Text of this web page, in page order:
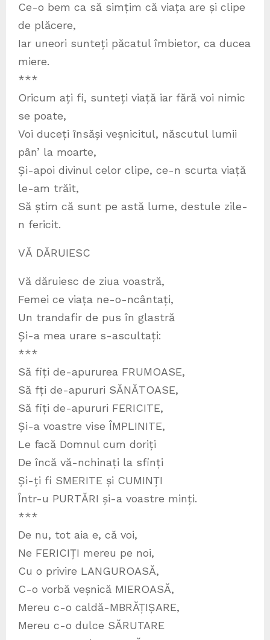
Ce-o bem ca să simțim că viața are și clipe
de plăcere,
Iar uneori sunteți păcatul îmbietor, ca ducea
miere.
***
Oricum ați fi, sunteți viață iar fără voi nimic
se poate,
Voi duceți însăși veșnicitul, născutul lumii
pân’ la moarte,
Și-apoi divinul celor clipe, ce-n scurta viață
le-am trăit,
Să știm că sunt pe astă lume, destule zile-
n fericit.
VĂ DĂRUIESC
Vă dăruiesc de ziua voastră,
Femei ce viața ne-o-ncântați,
Un trandafir de pus în glastră
Și-a mea urare s-ascultați:
***
Să fiți de-apururea FRUMOASE,
Să fți de-apururi SĂNĂTOASE,
Să fiți de-apururi FERICITE,
Și-a voastre vise ÎMPLINITE,
Le facă Domnul cum doriți
De încă vă-nchinați la sfinți
Și-ți fi SMERITE și CUMINȚI
Într-u PURTĂRI și-a voastre minți.
***
De nu, tot aia e, că voi,
Ne FERICIȚI mereu pe noi,
Cu o privire LANGUROASĂ,
C-o vorbă veșnică MIEROASĂ,
Mereu c-o caldă-MBRĂȚIȘARE,
Mereu c-o dulce SĂRUTARE